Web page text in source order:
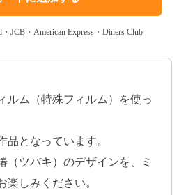
JCB・American Express・Diners Club
ルム（特殊フィルム）を使っ
品となっています。
（ツバキ）のデザインを、ミ
楽しみください。